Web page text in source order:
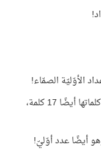
الأوّليّة الصمّاء!
تأمّل رقم الآية 31، وهو عدد أوّليّ وكذلك عدد كلماتها أيضًا 17 كلمة،